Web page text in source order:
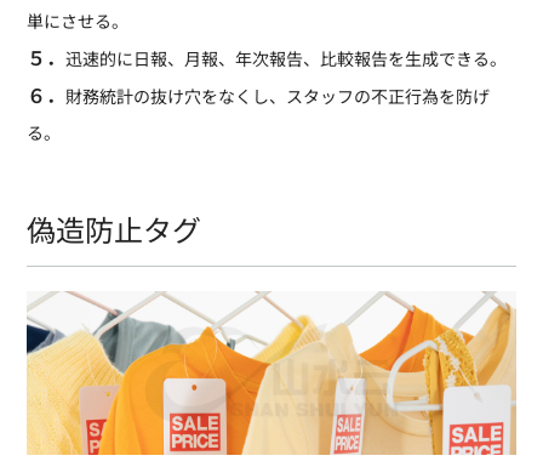
単にさせる。
５．迅速的に日報、月報、年次報告、比較報告を生成できる。
６． 財務統計の抜け穴をなくし、スタッフの不正行為を防げ
る。
偽造防止タグ